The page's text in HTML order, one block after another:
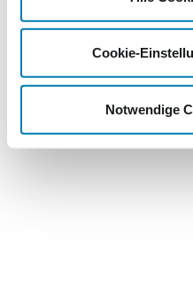
Cookie-
Notwendige